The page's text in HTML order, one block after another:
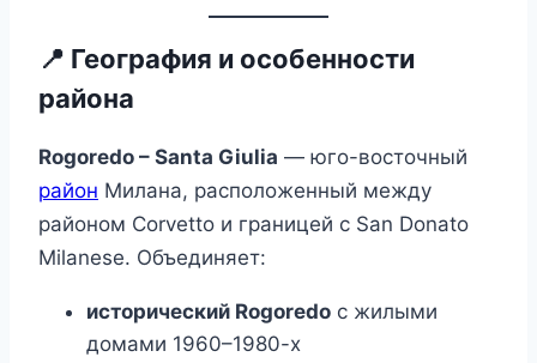
📍 География и особенности
района
Rogoredo – Santa Giulia — юго-восточный
район Милана, расположенный между
районом Corvetto и границей с San Donato
Milanese. Объединяет:
исторический Rogoredo с жилыми
домами 1960–1980-х